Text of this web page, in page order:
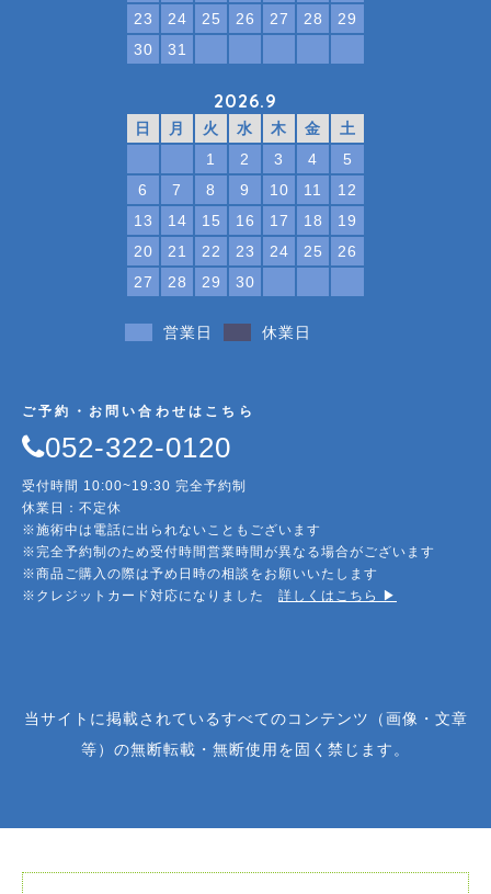
23
24 25 26 27 28
29
30
31
2026.9
日 月 火 水 木 金
土
1
2 3 4
5
6
7 8 9 10 11
12
13
14 15 16 17 18
19
20
21 22 23 24 25
26
27
28 29 30
営業日 休業日
ご予約・お問い合わせはこちら
052-322-0120
受付時間 10:00~19:30 完全予約制
休業日：不定休
※施術中は電話に出られないこともございます
※完全予約制のため受付時間営業時間が異なる場合がございます
※商品ご購入の際は予め日時の相談をお願いいたします
※クレジットカード対応になりました 詳しくはこちら ▶︎
当サイトに掲載されているすべてのコンテンツ（画像・文章
等）の無断転載・無断使用を固く禁じます。